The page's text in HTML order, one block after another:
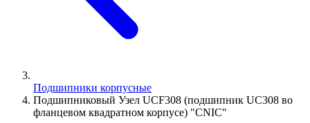
Подшипники корпусные
Подшипниковый Узел UCF308 (подшипник UC308 во
фланцевом квадратном корпусе) "CNIC"